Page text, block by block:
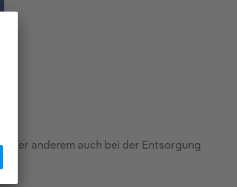
anderem auch bei der Entsorgung